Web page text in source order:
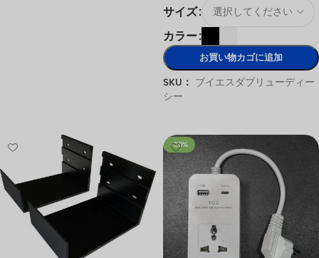
サイズ
カラー
お買い物カゴに追加
SKU： ブイエスダブリューディー
シー
-20%